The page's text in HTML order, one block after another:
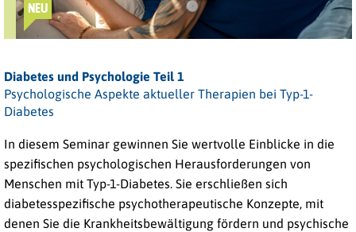
NEU
Diabetes und Psychologie Teil 1
Psychologische Aspekte aktueller Therapien bei Typ-1-
Diabetes
In diesem Seminar gewinnen Sie wertvolle Einblicke in die
spezifischen psychologischen Herausforderungen von
Menschen mit Typ-1-Diabetes. Sie erschließen sich
diabetesspezifische psychotherapeutische Konzepte, mit
denen Sie die Krankheitsbewältigung fördern und psychische